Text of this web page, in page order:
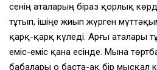
сенiң аталарың бiраз қорлық
тұтып, iшiңе жиып жүрген
қарқ-қарқ күледi. Арғы аталары
емiс-емiс қана есiнде. Мына
бабалары о баста-ақ бiр мысқал